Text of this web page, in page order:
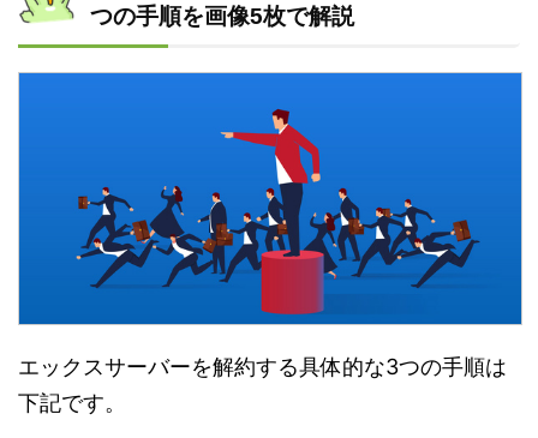
つの手順を画像5枚で解説
エックスサーバーを解約する具体的な3つの手順は
下記です。